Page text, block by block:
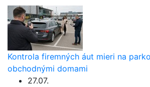
Kontrola firemných áut mieri na
obchodnými domami
27.07.